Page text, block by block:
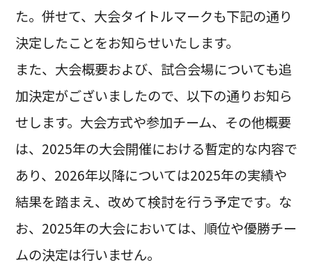
た。併せて、大会タイトルマークも下記の通り
決定したことをお知らせいたします。
また、大会概要および、試合会場についても追
加決定がございましたので、以下の通りお知ら
せします。大会方式や参加チーム、その他概要
は、2025年の大会開催における暫定的な内容で
あり、2026年以降については2025年の実績や
結果を踏まえ、改めて検討を行う予定です。な
お、2025年の大会においては、順位や優勝チー
ムの決定は行いません。